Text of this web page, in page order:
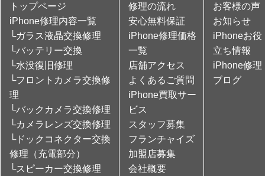
トップページ
iPhone修理内容一覧
└ガラス液晶交換修理
└バッテリー交換
└水没復旧修理
└フロントカメラ交換修
理
└バックカメラ交換修理
└カメラレンズ交換修理
└ドックコネクター交換
修理（充電部分）
└スピーカー交換修理
修理の流れ
安心無料保証
iPhone修理価格
一覧
店舗アクセス
よくあるご質問
iPhone買取サー
ビス
スタッフ募集
フランチャイズ
加盟店募集
会社概要
お客様の声
お知らせ
iPhoneお役
立ち情報
iPhone修理
ブログ